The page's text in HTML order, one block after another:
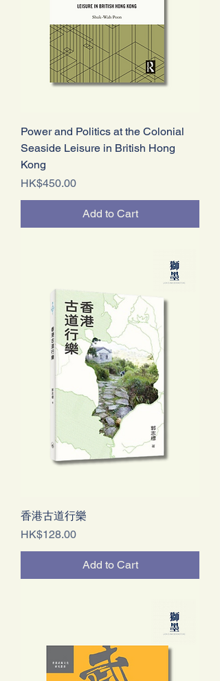
Power and Politics at the Colonial
Seaside Leisure in British Hong
Kong
Price
HK$450.00
Add to Cart
香港古道行樂
Price
HK$128.00
Add to Cart